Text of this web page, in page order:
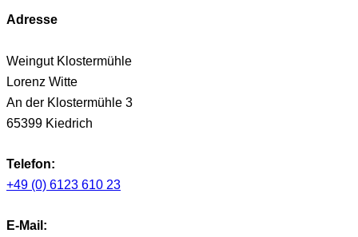
Adresse
Weingut Klostermühle
Lorenz Witte
An der Klostermühle 3
65399 Kiedrich
Telefon:
+49 (0) 6123 610 23
E-Mail: